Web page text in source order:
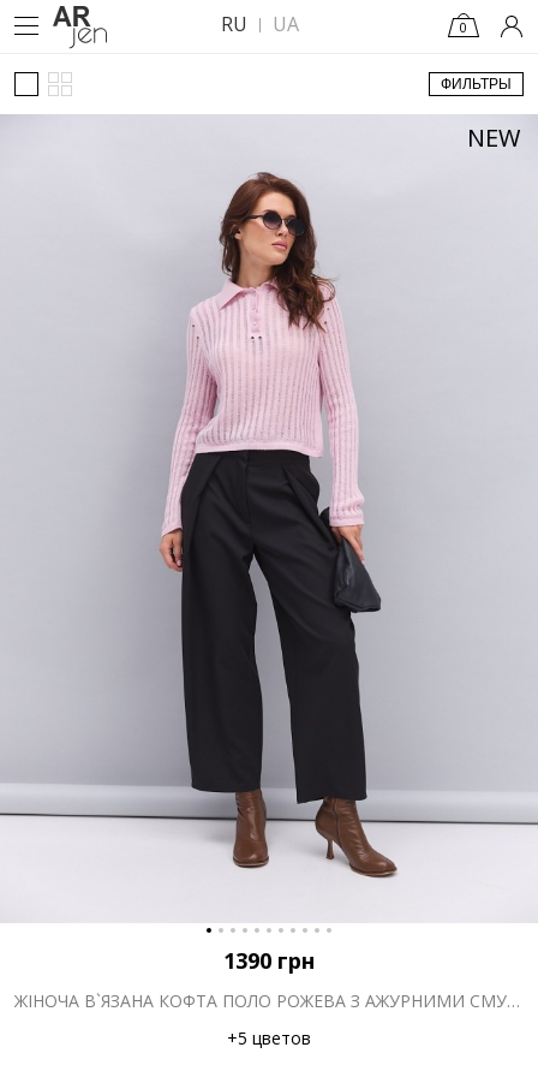
RU UA 0
ФИЛЬТРЫ
NEW
1390 грн
ЖІНОЧА В`ЯЗАНА КОФТА ПОЛО РОЖЕВА З АЖУРНИМИ СМУЖКАМИ
+5 цветов